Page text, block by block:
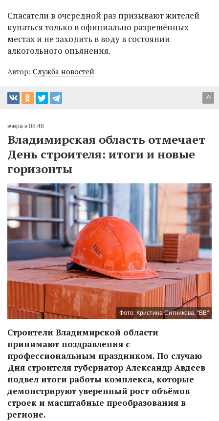
Спасатели в очередной раз призывают жителей
купаться только в официально разрешённых
местах и не заходить в воду в состоянии
алкогольного опьянения.
Автор: Служба новостей
^
вчера в 08:48
Владимирская область отмечает
День строителя: итоги и новые
горизонты
Фото: Кристина Ситникова, "ВВ"
Строители Владимирской области
принимают поздравления с
профессиональным праздником. По случаю
Дня строителя губернатор Александр Авдеев
подвел итоги работы комплекса, которые
демонстрируют уверенный рост объёмов
строек и масштабные преобразования в
регионе.